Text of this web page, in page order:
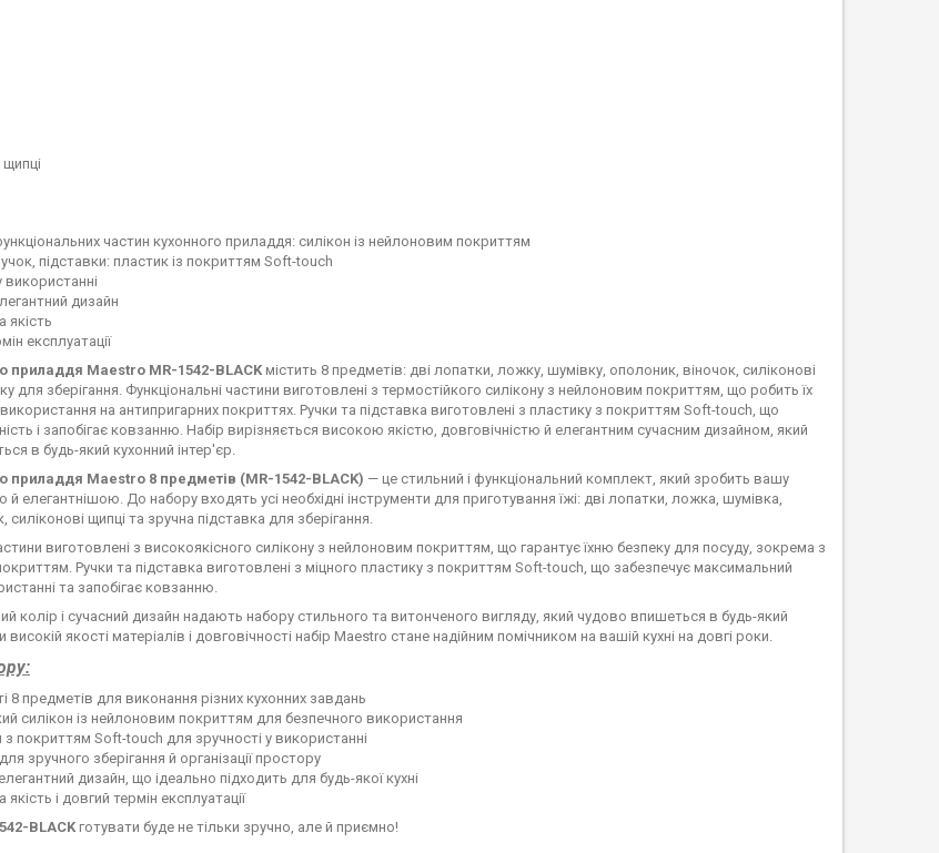
щипці
частин кухонного приладдя: силікон із нейлоновим покриттям
підставки: пластик із покриттям Soft-touch
використанні
дизайн
якість
експлуатації
приладдя Maestro MR-1542-BLACK містить 8 предметів: дві лопатки, ложку, шумівку, ополоник, віночок, силіконові
для зберігання. Функціональні частини виготовлені з термостійкого силікону з нейлоновим покриттям, що робить їх
на антипригарних покриттях. Ручки та підставка виготовлені з пластику з покриттям Soft-touch, що
і запобігає ковзанню. Набір вирізняється високою якістю, довговічністю й елегантним сучасним дизайном, який
в будь-який кухонний інтер'єр.
приладдя Maestro 8 предметів (MR-1542-BLACK) — це стильний і функціональний комплект, який зробить вашу
елегантнішою. До набору входять усі необхідні інструменти для приготування їжі: дві лопатки, ложка, шумівка,
силіконові щипці та зручна підставка для зберігання.
виготовлені з високоякісного силікону з нейлоновим покриттям, що гарантує їхню безпеку для посуду, зокрема з
Ручки та підставка виготовлені з міцного пластику з покриттям Soft-touch, що забезпечує максимальний
та запобігає ковзанню.
колір і сучасний дизайн надають набору стильного та витонченого вигляду, який чудово впишеться в будь-який
високій якості матеріалів і довговічності набір Maestro стане надійним помічником на вашій кухні на довгі роки.
8 предметів для виконання різних кухонних завдань
силікон із нейлоновим покриттям для безпечного використання
з покриттям Soft-touch для зручності у використанні
зручного зберігання й організації простору
дизайн, що ідеально підходить для будь-якої кухні
і довгий термін експлуатації
BLACKготувати буде не тільки зручно, але й приємно!